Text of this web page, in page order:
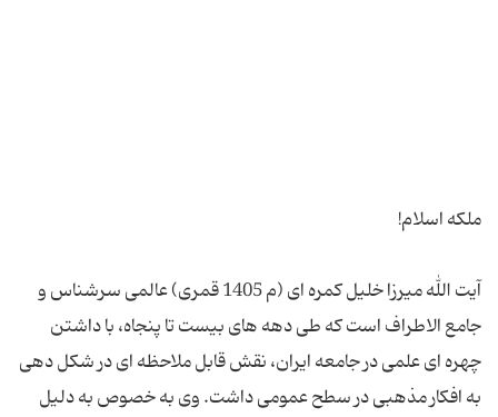
آیت الله میرزا خلیل کمره ای (م 1405 قمری) عالمی سرشناس و
جامع الاطراف است که طی دهه های بیست تا پنجاه، با داشتن
چهره ای علمی در جامعه ایران، نقش قابل ملاحظه ای در شکل دهی
به افکار مذهبی در سطح عمومی داشت. وی به خصوص به دلیل